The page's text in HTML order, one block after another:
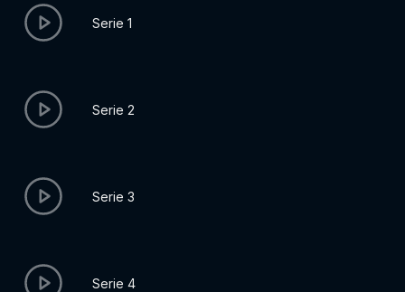
Serie 1
Serie 2
Serie 3
Serie 4